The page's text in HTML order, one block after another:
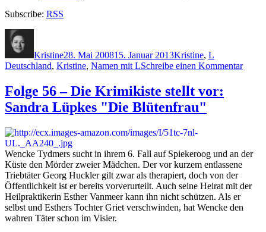
Subscribe: RSS
Kristine28. Mai 200815. Januar 2013Kristine, L
Deutschland, Kristine, Namen mit LSchreibe einen Kommentarzu
Walter
Folge 56 – Die Krimikiste stellt vor:
Sandra Lüpkes "Die Blütenfrau"
Wencke Tydmers sucht in ihrem 6. Fall auf Spiekeroog und an der
Küste den Mörder zweier Mädchen. Der vor kurzem entlassene
Triebtäter Georg Huckler gilt zwar als therapiert, doch von der
Öffentlichkeit ist er bereits vorverurteilt. Auch seine Heirat mit der
Heilpraktikerin Esther Vanmeer kann ihn nicht schützen. Als er
selbst und Esthers Tochter Griet verschwinden, hat Wencke den
wahren Täter schon im Visier.